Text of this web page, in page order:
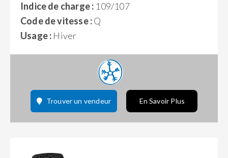
Indice de charge : 109/107
Code de vitesse :Q
Usage : Hiver
Trouver un vendeur En Savoir Plus